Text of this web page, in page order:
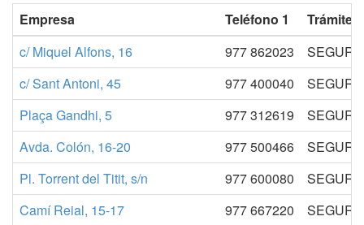
Empresa Teléfono 1
Trámites
c/ Miquel Alfons, 16
977 862023
c/ Sant Antoni, 45
977 400040
Plaça Gandhi, 5
977 312619
Avda. Colón, 16-20
977 500466
Pl. Torrent del Titit, s/n
977 600080
Camí Reial, 15-17
977 667220